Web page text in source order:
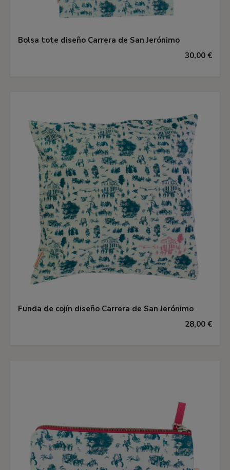
Bolsa tote diseño Carrera de San Jerónimo
30,00 €
Funda de cojín diseño Carrera de San Jerónimo
28,00 €